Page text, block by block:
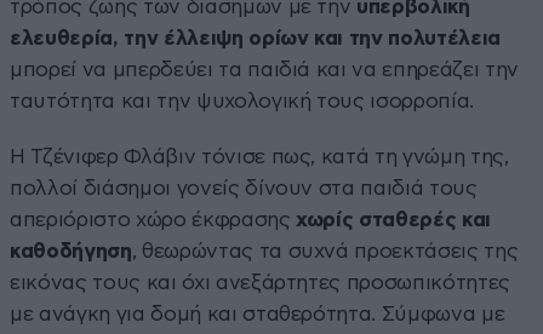
τρόπος ζωής των διασήμων με την υπερβολική
ελευθερία, την έλλειψη ορίων και την πολυτέλεια
μπορεί να μπερδεύει τα παιδιά και να επηρεάζει την
ταυτότητα και την ψυχολογική τους ισορροπία.
Η Τζένιφερ Φλάβιν τόνισε πως, κατά τη γνώμη της,
πολλοί διάσημοι γονείς δίνουν στα παιδιά τους
απεριόριστο χώρο έκφρασης χωρίς σταθερές και
καθοδήγηση, θεωρώντας τα συχνά προεκτάσεις της
εικόνας τους και όχι ανεξάρτητες προσωπικότητες
με ανάγκη για δομή και σταθερότητα. Σύμφωνα με